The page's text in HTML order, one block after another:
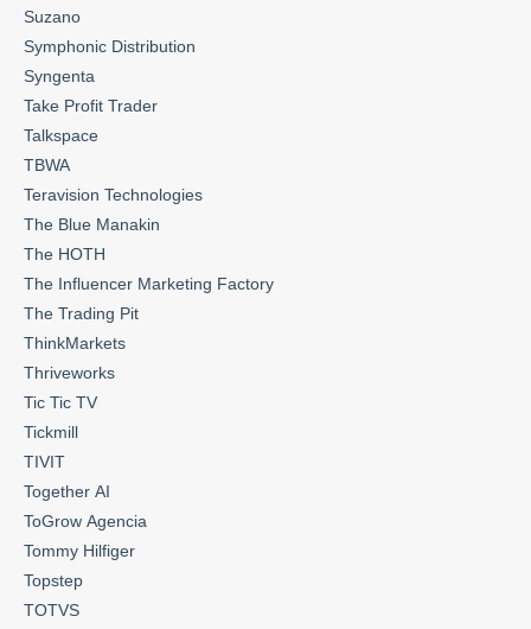
Suzano
Symphonic Distribution
Syngenta
Take Profit Trader
Talkspace
TBWA
Teravision Technologies
The Blue Manakin
The HOTH
The Influencer Marketing Factory
The Trading Pit
ThinkMarkets
Thriveworks
Tic Tic TV
Tickmill
TIVIT
Together AI
ToGrow Agencia
Tommy Hilfiger
Topstep
TOTVS